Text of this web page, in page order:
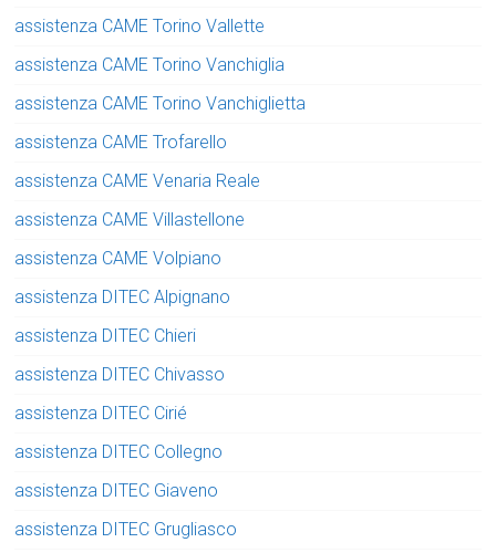
assistenza CAME Torino Vallette
assistenza CAME Torino Vanchiglia
assistenza CAME Torino Vanchiglietta
assistenza CAME Trofarello
assistenza CAME Venaria Reale
assistenza CAME Villastellone
assistenza CAME Volpiano
assistenza DITEC Alpignano
assistenza DITEC Chieri
assistenza DITEC Chivasso
assistenza DITEC Cirié
assistenza DITEC Collegno
assistenza DITEC Giaveno
assistenza DITEC Grugliasco